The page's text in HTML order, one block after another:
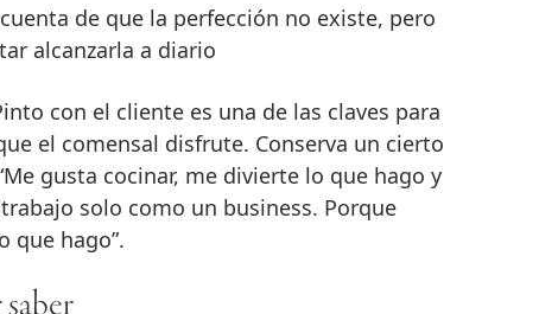
de que la perfección no existe, pero
alcanzarla a diario
con el cliente es una de las claves para
el comensal disfrute. Conserva un cierto
gusta cocinar, me divierte lo que hago y
solo como un business. Porque
que hago”.